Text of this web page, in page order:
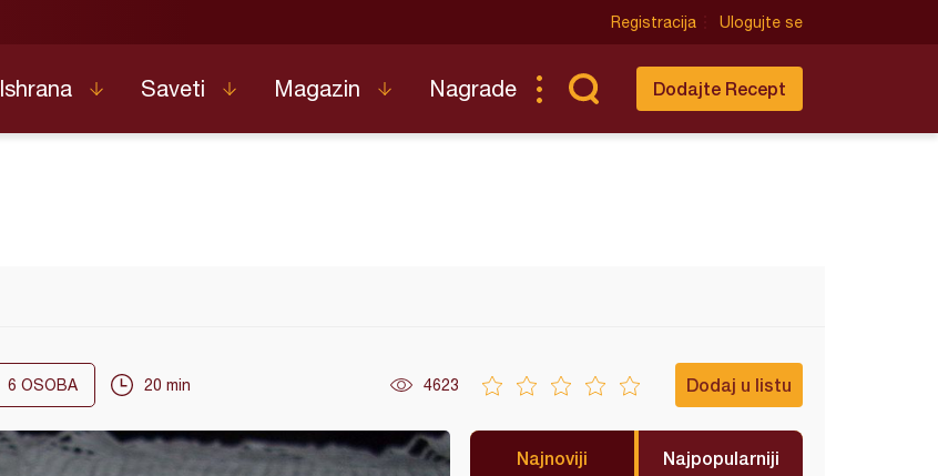
Registracija Ulogujte se
Ishrana Saveti Magazin Nagrade Dodajte Recept
6 OSOBA 20 min 4623 Dodaj u listu
Najnoviji Najpopularniji